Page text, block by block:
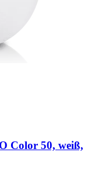
Color 50, weiß,